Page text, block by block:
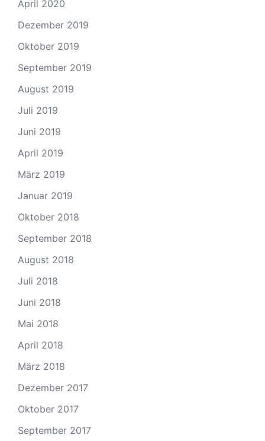
April 2020
Dezember 2019
Oktober 2019
September 2019
August 2019
Juli 2019
Juni 2019
April 2019
März 2019
Januar 2019
Oktober 2018
September 2018
August 2018
Juli 2018
Juni 2018
Mai 2018
April 2018
März 2018
Dezember 2017
Oktober 2017
September 2017